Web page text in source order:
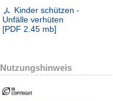
Kinder schützen -
Unfälle verhüten
[PDF 2.45 mb]
Nutzungshinweis